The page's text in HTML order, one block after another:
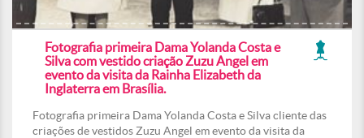
Fotografia primeira Dama Yolanda Costa e
Silva com vestido criação Zuzu Angel em
evento da visita da Rainha Elizabeth da
Inglaterra em Brasília.
Fotografia primeira Dama Yolanda Costa e Silva cliente das
criações de vestidos Zuzu Angel em evento da visita da